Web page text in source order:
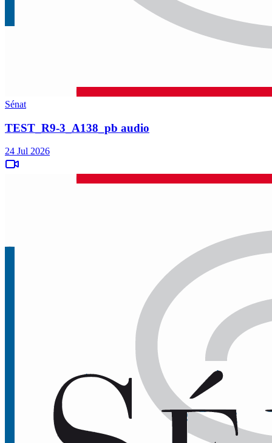
Sénat
TEST_R9-3_A138_pb audio
24 Jul 2026